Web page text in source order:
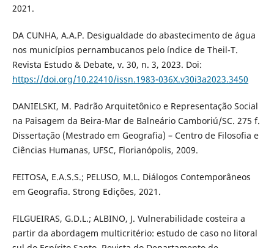
2021.
DA CUNHA, A.A.P. Desigualdade do abastecimento de água
nos municípios pernambucanos pelo índice de Theil-T.
Revista Estudo & Debate, v. 30, n. 3, 2023. Doi:
https://doi.org/10.22410/issn.1983-036X.v30i3a2023.3450
DANIELSKI, M. Padrão Arquitetônico e Representação Social
na Paisagem da Beira-Mar de Balneário Camboriú/SC. 275 f.
Dissertação (Mestrado em Geografia) – Centro de Filosofia e
Ciências Humanas, UFSC, Florianópolis, 2009.
FEITOSA, E.A.S.S.; PELUSO, M.L. Diálogos Contemporâneos
em Geografia. Strong Edições, 2021.
FILGUEIRAS, G.D.L.; ALBINO, J. Vulnerabilidade costeira a
partir da abordagem multicritério: estudo de caso no litoral